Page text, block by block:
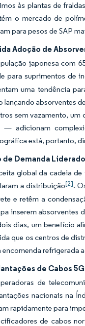
às plantas de
o mercado de
para pesos de SAP
Adoção de
japonesa com
para suprimentos de
uma tendência
lançando absorventes
sem vazamento, um
— adicionam
está, portanto,
de Demanda
global da cadeia
a distribuição[2].
e retêm a
inserem absorventes
dias, um benefício
que os centros de
encomenda refrigerada
de Cabos
de
nacionais na
rapidamente para
de cabos